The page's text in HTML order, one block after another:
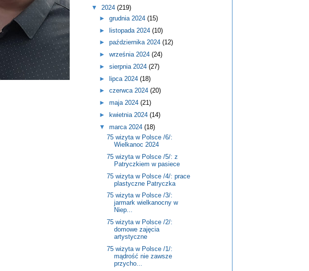
▼ 2024 (219)
► grudnia 2024 (15)
► listopada 2024 (10)
► października 2024 (12)
► września 2024 (24)
► sierpnia 2024 (27)
► lipca 2024 (18)
► czerwca 2024 (20)
► maja 2024 (21)
►
kwietnia 2024 (14)
▼ marca 2024 (18)
75 wizyta w Polsce /6/:
Wielkanoc 2024
75 wizyta w Polsce /5/: z
Patryczkiem w pasiece
75 wizyta w Polsce /4/: prace
plastyczne Patryczka
75 wizyta w Polsce /3/:
jarmark wielkanocny w
Niep...
75 wizyta w Polsce /2/:
domowe zajęcia
artystyczne
75 wizyta w Polsce /1/:
mądrość nie zawsze
przycho...